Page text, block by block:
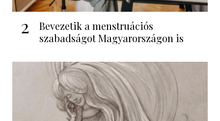
2
Bevezetik a menstruációs
szabadságot Magyarországon is